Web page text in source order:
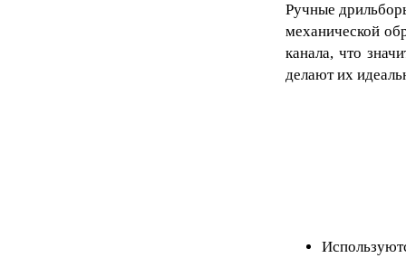
Ручные
механической
канала, что
делают их